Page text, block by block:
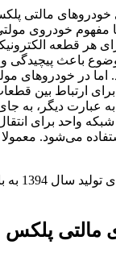
خودروهای مالتی
با مفهوم خودروی
هر قطعه
باعث پیچیدگی
در خودروهای
ارتباط بین
عبارت دیگر، به جای
واحد برای
می‌شود. معمولا
در ایران
مالتی پلکس